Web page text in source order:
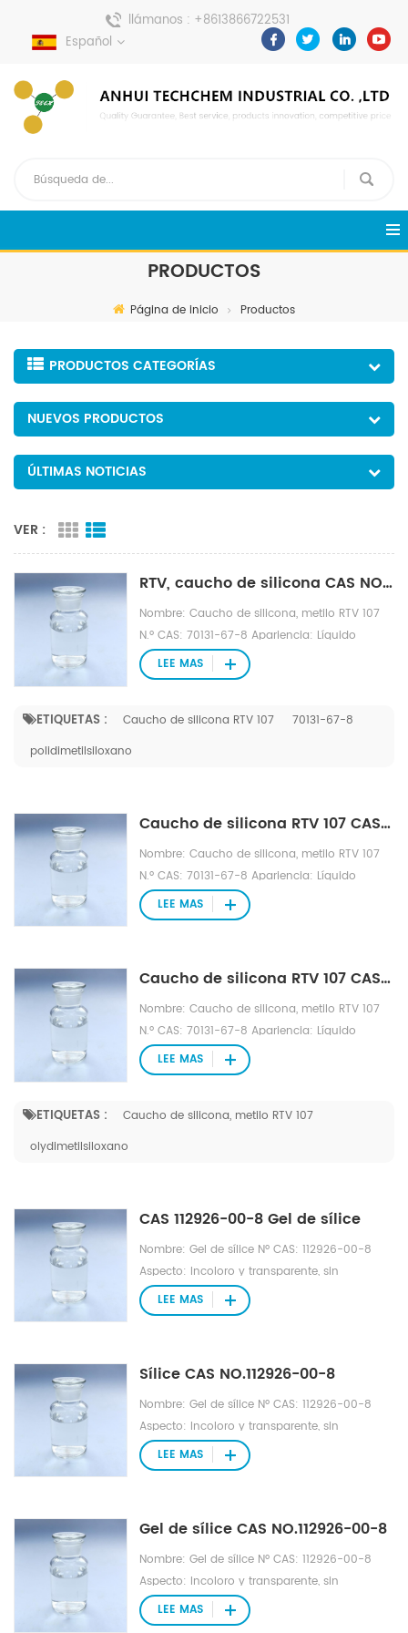
llámanos : +8613866722531
enviar un mensaje :
pweiping@techemi.com
Español
PRODUCTOS
Página de inicio Productos
PRODUCTOS CATEGORÍAS
NUEVOS PRODUCTOS
ÚLTIMAS NOTICIAS
VER :
RTV, caucho de silicona CAS NO.70131-67-8
Nombre: Caucho de silicona, metilo RTV 107
N.º CAS: 70131-67-8 Apariencia: Líquido
viscoso transparente incoloro Fórmula
molecular: HO [(CH3) 2SiO] nH Propiedades
ultravioleta, temperaturas extremas de alta y
ETIQUETAS : Caucho de silicona RTV 107
70131-67-8
polidimetilsiloxano
LEE MAS
Caucho de silicona RTV 107 CAS NO.70131-67-8
Nombre: Caucho de silicona, metilo RTV 107
N.º CAS: 70131-67-8 Apariencia: Líquido
viscoso transparente incoloro Fórmula
molecular: HO [(CH3) 2SiO] nH Propiedades
baja temperatura Densidad relativa (agua=1):
0,97
LEE MAS
Caucho de silicona RTV 107 CAS NO.70131-67-8
Nombre: Caucho de silicona, metilo RTV 107
N.º CAS: 70131-67-8 Apariencia: Líquido
viscoso transparente incoloro Fórmula
molecular: HO [(CH3) 2SiO] nH Propiedades
ultravioleta, temperaturas extremas de alta y
ETIQUETAS :
Caucho de silicona, metilo RTV 107
olydimetilsiloxano
LEE MAS
CAS 112926-00-8 Gel de sílice
Nombre: Gel de sílice Nº CAS: 112926-00-8
Aspecto: Incoloro y transparente, sin
impurezas mecánicas Fórmula molecular:
C10H30O5Si5 Nº EINECS: 231-545-4
LEE MAS
Sílice CAS NO.112926-00-8
Nombre: Gel de sílice Nº CAS: 112926-00-8
Aspecto: Incoloro y transparente, sin
impurezas mecánicas Fórmula molecular:
C10H30O5Si5 Nº EINECS: 231-545-4
LEE MAS
Gel de sílice CAS NO.112926-00-8
Nombre: Gel de sílice Nº CAS: 112926-00-8
Aspecto: Incoloro y transparente, sin
impurezas mecánicas Fórmula molecular:
C10H30O5Si5 Nº EINECS: 231-545-4
LEE MAS